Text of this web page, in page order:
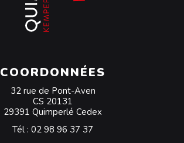
COORDONNÉES
32 rue de Pont-Aven
CS 20131
29391 Quimperlé Cedex
Tél : 02 98 96 37 37